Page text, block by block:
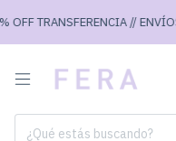
TRANSFERENCIA //